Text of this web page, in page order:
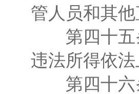
管人员和其
第四十五条
违法所得依法
第四十六条